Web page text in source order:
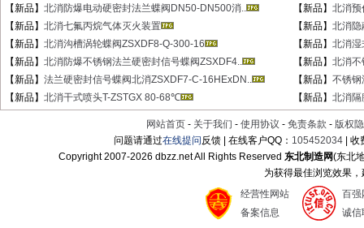
【新品】 北消防爆电动硬密封法兰蝶阀DN50-DN500消.. 【新品】 北消预
【新品】 北消七氟丙烷气体灭火装置 【新品】 北消
【新品】 北消沟槽涡轮蝶阀ZSXDF8-Q-300-16 【新品】 北消湿
【新品】 北消防爆不锈钢法兰硬密封信号蝶阀ZSXDF4.. 【新品】 北消不
【新品】 法兰硬密封信号蝶阀北消ZSXDF7-C-16HExDN.. 【新品】 不锈钢
【新品】 北消干式喷头T-ZSTGX 80-68℃ 【新品】 北消
网站首页 - 关于我们 - 使用协议 - 免责条款 - 版权
问题请通过在线提问 反馈 | 在线客户QQ： 105452034 | 收
Copyright 2007-2026 dbzz.net All Rights Reserved东北制造网(东北
为获得最佳浏览效果
经营性网站
备案信息
百强
诚信